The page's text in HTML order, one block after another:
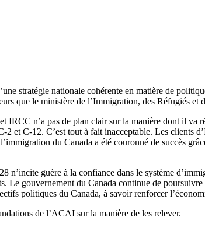
stratégie nationale cohérente en matière de
que le ministère de l’Immigration, des Réfugiés
IRCC n’a pas de plan clair sur la manière dont il
et C-12. C’est tout à fait inacceptable. Les clients
du Canada a été couronné de succès
guère à la confiance dans le système
Le gouvernement du Canada continue de
politiques du Canada, à savoir renforcer
de l’ACAI sur la manière de les relever.